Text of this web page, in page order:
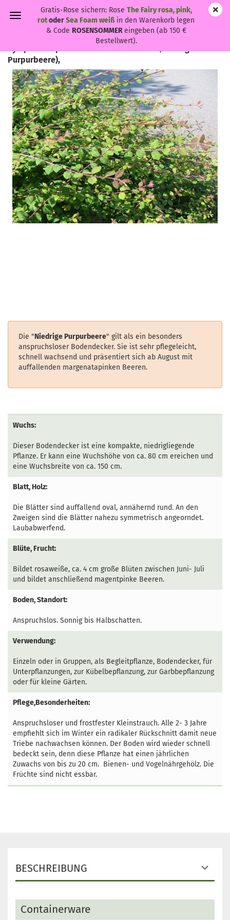
Gratis-Rose sichern: Rose The Fairy rosa, pink,
rotoderSea Foam weißin den Warenkorb legen
& Code ROSENSOMMEReingeben (ab 150 €
Bestellwert).
Purpurbeere),
Die "Niedrige Purpurbeere" gilt als ein besonders
anspruchsloser Bodendecker. Sie ist sehr pflegeleicht,
schnell wachsend und präsentiert sich ab August mit
auffallenden margenatapinken Beeren.
Wuchs:
Dieser Bodendecker ist eine kompakte, niedrigliegende
Pflanze. Er kann eine Wuchshöhe von ca. 80 cm ereichen und
eine Wuchsbreite von ca. 150 cm.
Blatt, Holz:
Die Blätter sind auffallend oval, annähernd rund. An den
Zweigen sind die Blätter nahezu symmetrisch angeorndet.
Laubabwerfend.
Blüte, Frucht:
Bildet rosaweiße, ca. 4 cm große Blüten zwischen Juni- Juli
und bildet anschließend magentpinke Beeren.
Boden, Standort:
Anspruchslos. Sonnig bis Halbschatten.
Verwendung:
Einzeln oder in Gruppen, als Begleitpflanze, Bodendecker, für
Unterpflanzungen, zur Kübelbepflanzung, zur Garbbepflanzung
oder für kleine Gärten.
Pflege,Besonderheiten:
Anspruchsloser und frostfester Kleinstrauch. Alle 2- 3 Jahre
empfiehlt sich im Winter ein radikaler Rückschnitt damit neue
Triebe nachwachsen können. Der Boden wird wieder schnell
bedeckt sein, denn diese Pflanze hat einen jährlichen
Zuwachs von bis zu 20 cm. Bienen- und Vogelnährgehölz. Die
Früchte sind nicht essbar.
BESCHREIBUNG
Containerware